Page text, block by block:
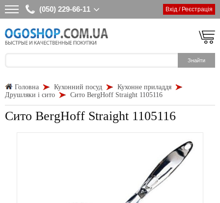
(050) 229-66-11 Вхід / Реєстрація
Головна Кухонний посуд
Кухонне приладдя
Друшляки і сито
Сито BergHoff Straight 1105116
Сито BergHoff Straight 1105116